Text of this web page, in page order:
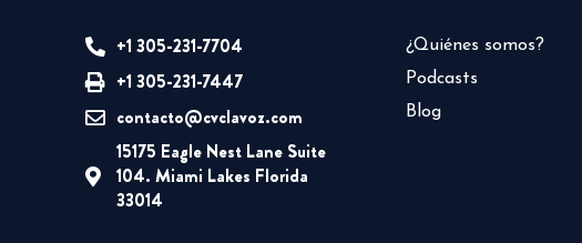
+1 305-231-7704
+1 305-231-7447
contacto@cvclavoz.com
15175 Eagle Nest Lane Suite
104. Miami Lakes Florida
33014
¿Quiénes somos?
Podcasts
Blog